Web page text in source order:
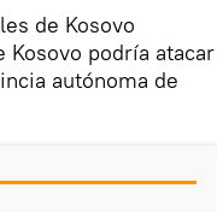
de Kosovo
podría atacar
autónoma de